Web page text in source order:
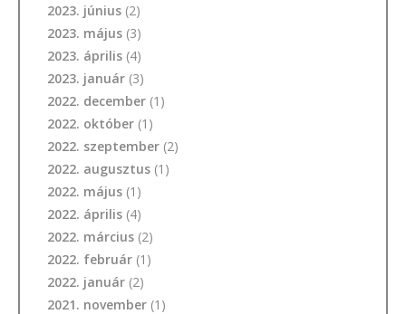
2023. június (2)
2023. május (3)
2023. április (4)
2023. január (3)
2022. december (1)
2022. október (1)
2022. szeptember (2)
2022. augusztus (1)
2022. május (1)
2022. április (4)
2022. március (2)
2022. február (1)
2022. január (2)
2021. november (1)